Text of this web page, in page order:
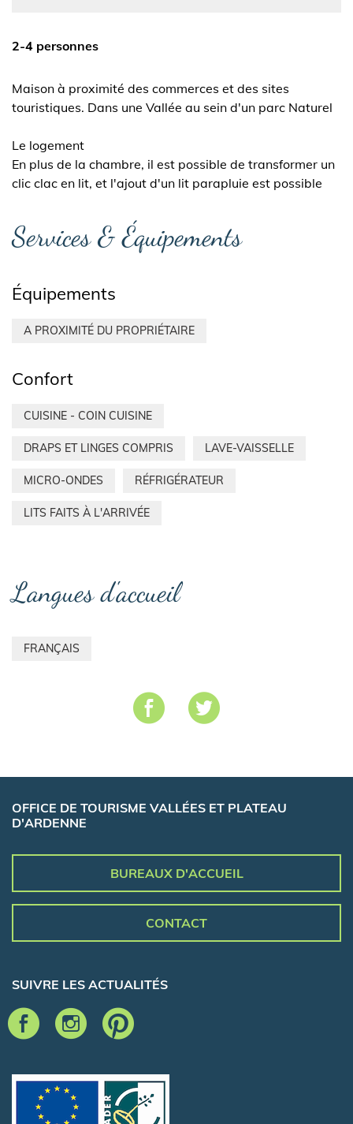
2-4 personnes
Maison à proximité des commerces et des sites
touristiques. Dans une Vallée au sein d'un parc Naturel
Le logement
En plus de la chambre, il est possible de transformer un
clic clac en lit, et l'ajout d'un lit parapluie est possible
Services & Équipements
Équipements
A PROXIMITÉ DU PROPRIÉTAIRE
Confort
CUISINE - COIN CUISINE
DRAPS ET LINGES COMPRIS LAVE-VAISSELLE
MICRO-ONDES RÉFRIGÉRATEUR
LITS FAITS À L'ARRIVÉE
Langues d'accueil
FRANÇAIS
OFFICE DE TOURISME VALLÉES ET PLATEAU
D'ARDENNE
BUREAUX D'ACCUEIL
CONTACT
SUIVRE LES ACTUALITÉS